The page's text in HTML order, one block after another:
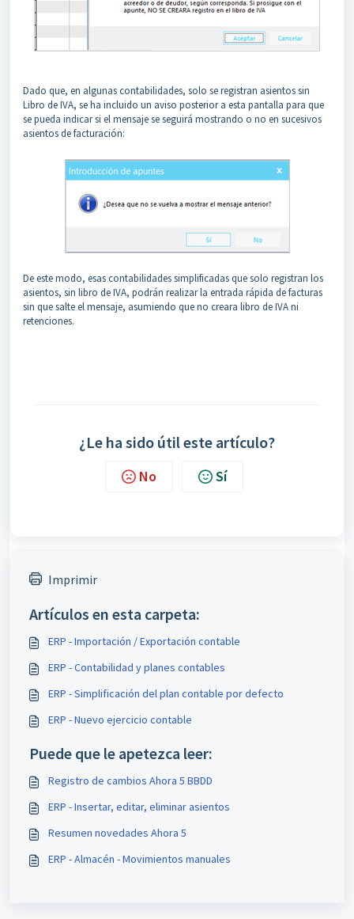
Dado que, en algunas contabilidades, solo se registran asientos sin
Libro de IVA, se ha incluido un aviso posterior a esta pantalla para que
se pueda indicar si el mensaje se seguirá mostrando o no en sucesivos
asientos de facturación:
De este modo, esas contabilidades simplificadas que solo registran los
asientos, sin libro de IVA, podrán realizar la entrada rápida de facturas
sin que salte el mensaje, asumiendo que no creara libro de IVA ni
retenciones.
¿Le ha sido útil este artículo?
No Sí
Imprimir
Artículos en esta carpeta:
ERP - Importación / Exportación contable
ERP - Contabilidad y planes contables
ERP - Simplificación del plan contable por defecto
ERP - Nuevo ejercicio contable
Puede que le apetezca leer:
Registro de cambios Ahora 5 BBDD
ERP - Insertar, editar, eliminar asientos
Resumen novedades Ahora 5
ERP - Almacén - Movimientos manuales